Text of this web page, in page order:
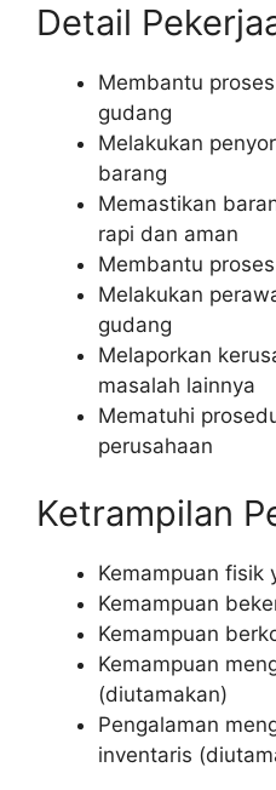
Detail
Membantu
gudang
Melakukan
barang
Memastikan
rapi dan aman
Membantu
Melakukan
gudang
Melaporkan
masalah lainnya
Mematuhi
perusahaan
Ketrampilan
Kemampuan fisik
Kemampuan
Kemampuan
Kemampuan
(diutamakan)
Pengalaman
inventaris